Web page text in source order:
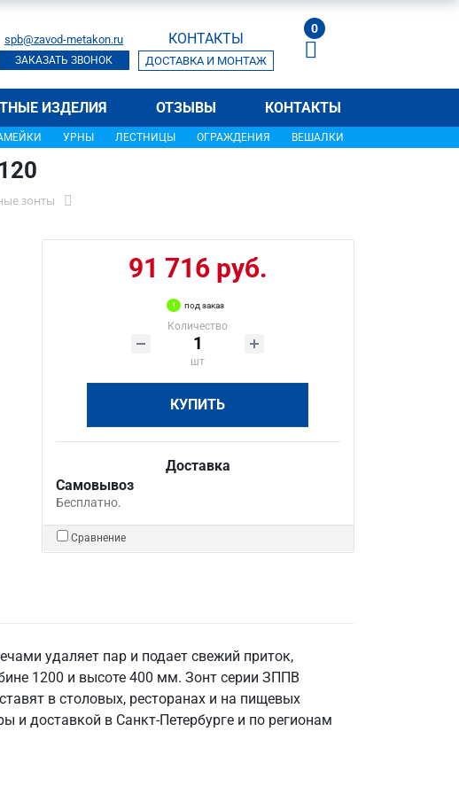
spb@zavod-metakon.ru
ЗАКАЗАТЬ ЗВОНОК
КОНТАКТЫ
ДОСТАВКА И МОНТАЖ
0
ИЗДЕЛИЯ ОТЗЫВЫ КОНТАКТЫ
УРНЫ ЛЕСТНИЦЫ ОГРАЖДЕНИЯ ВЕШАЛКИ
зонты
91 716 руб.
под заказ
Количество
шт
КУПИТЬ
Доставка
Самовывоз
Бесплатно.
Сравнение
удаляет пар и подает свежий приток,
1200 и высоте 400 мм. Зонт серии ЗППВ
в столовых, ресторанах и на пищевых
и доставкой в Санкт‑Петербурге и по регионам